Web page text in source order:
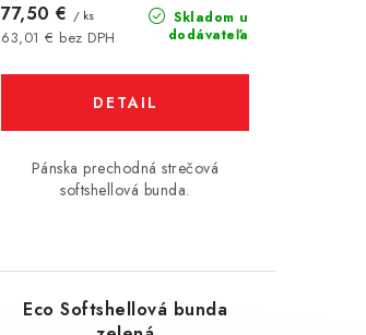
Skladom u
dodávateľa
63,01 € bez DPH
77,50 € / ks
DETAIL
Pánska prechodná strečová
softshellová bunda.
Eco Softshellová bunda